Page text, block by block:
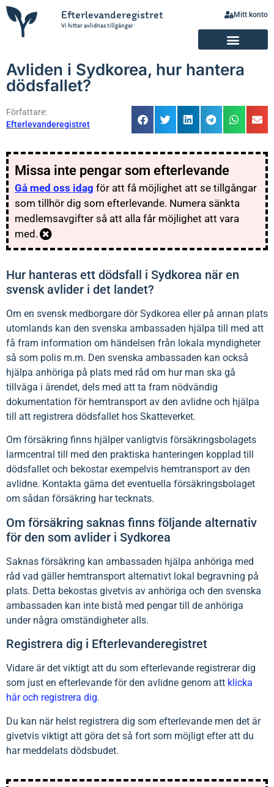
Efterlevanderegistret
Vi hittar avlidnas tillgångar
Mitt konto
Avliden i Sydkorea, hur hantera
dödsfallet?
Författare:
Efterlevanderegistret
Missa inte pengar som efterlevande
Gå med oss idag för att få möjlighet att se tillgångar
som tillhör dig som efterlevande. Numera sänkta
medlemsavgifter så att alla får möjlighet att vara
med.
Hur hanteras ett dödsfall i Sydkorea när en
svensk avlider i det landet?
Om en svensk medborgare dör Sydkorea eller på annan plats
utomlands kan den svenska ambassaden hjälpa till med att
få fram information om händelsen från lokala myndigheter
så som polis m.m. Den svenska ambassaden kan också
hjälpa anhöriga på plats med råd om hur man ska gå
tillväga i ärendet, dels med att ta fram nödvändig
dokumentation för hemtransport av den avlidne och hjälpa
till att registrera dödsfallet hos Skatteverket.
Om försäkring finns hjälper vanligtvis försäkringsbolagets
larmcentral till med den praktiska hanteringen kopplad till
dödsfallet och bekostar exempelvis hemtransport av den
avlidne. Kontakta gärna det eventuella försäkringsbolaget
om sådan försäkring har tecknats.
Om försäkring saknas finns följande alternativ
för den som avlider i Sydkorea
Saknas försäkring kan ambassaden hjälpa anhöriga med
råd vad gäller hemtransport alternativt lokal begravning på
plats. Detta bekostas givetvis av anhöriga och den svenska
ambassaden kan inte bistå med pengar till de anhöriga
under några omständigheter alls.
Registrera dig i Efterlevanderegistret
Vidare är det viktigt att du som efterlevande registrerar dig
som just en efterlevande för den avlidne genom att klicka
här och registrera dig.
Du kan när helst registrera dig som efterlevande men det är
givetvis viktigt att göra det så fort som möjligt efter att du
har meddelats dödsbudet.